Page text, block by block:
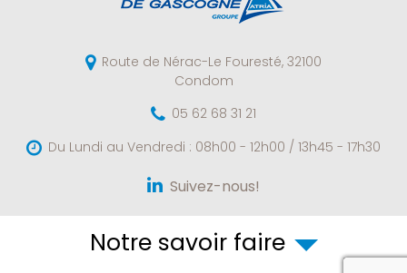
Route de Nérac-Le Fouresté, 32100
Condom
05 62 68 31 21
Du Lundi au Vendredi : 08h00 - 12h00 / 13h45 - 17h30
Suivez-nous!
Notre savoir faire